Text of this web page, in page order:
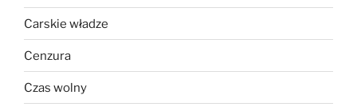
Carskie władze
Cenzura
Czas wolny